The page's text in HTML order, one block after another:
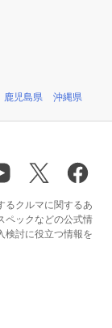
鹿児島県 沖縄県
るクルマに関するあ
ペックなどの公式情
検討に役立つ情報を